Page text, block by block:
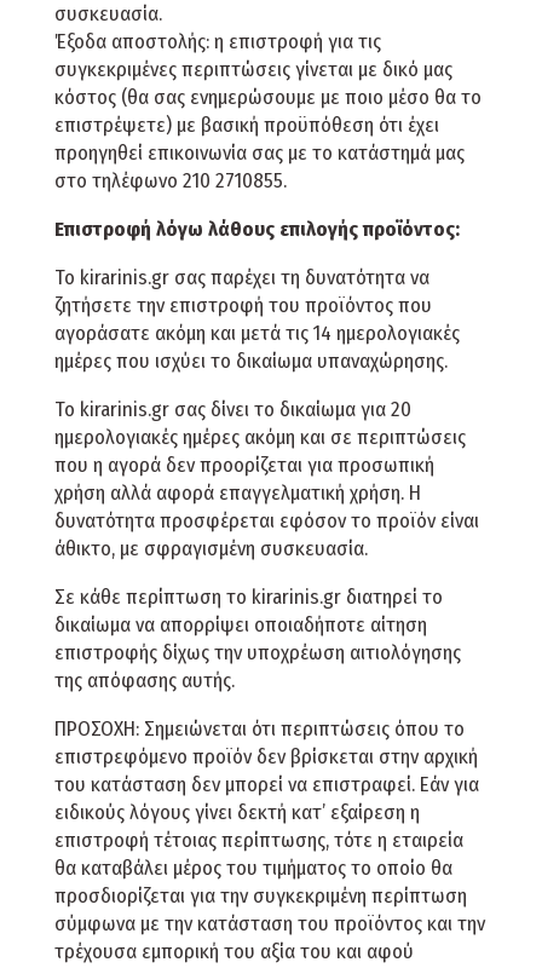
συσκευασία.
Έξοδα αποστολής: η επιστροφή για τις
συγκεκριμένες περιπτώσεις γίνεται με δικό μας
κόστος (θα σας ενημερώσουμε με ποιο μέσο θα το
επιστρέψετε) με βασική προϋπόθεση ότι έχει
προηγηθεί επικοινωνία σας με το κατάστημά μας
στο τηλέφωνο 210 2710855.
Επιστροφή λόγω λάθους επιλογής προϊόντος:
Το kirarinis.gr σας παρέχει τη δυνατότητα να
ζητήσετε την επιστροφή του προϊόντος που
αγοράσατε ακόμη και μετά τις 14 ημερολογιακές
ημέρες που ισχύει το δικαίωμα υπαναχώρησης.
Το kirarinis.gr σας δίνει το δικαίωμα για 20
ημερολογιακές ημέρες ακόμη και σε περιπτώσεις
που η αγορά δεν προορίζεται για προσωπική
χρήση αλλά αφορά επαγγελματική χρήση. Η
δυνατότητα προσφέρεται εφόσον το προϊόν είναι
άθικτο, με σφραγισμένη συσκευασία.
Σε κάθε περίπτωση το kirarinis.gr διατηρεί το
δικαίωμα να απορρίψει οποιαδήποτε αίτηση
επιστροφής δίχως την υποχρέωση αιτιολόγησης
της απόφασης αυτής.
ΠΡΟΣΟΧΗ: Σημειώνεται ότι περιπτώσεις όπου το
επιστρεφόμενο προϊόν δεν βρίσκεται στην αρχική
του κατάσταση δεν μπορεί να επιστραφεί. Εάν για
ειδικούς λόγους γίνει δεκτή κατ’ εξαίρεση η
επιστροφή τέτοιας περίπτωσης, τότε η εταιρεία
θα καταβάλει μέρος του τιμήματος το οποίο θα
προσδιορίζεται για την συγκεκριμένη περίπτωση
σύμφωνα με την κατάσταση του προϊόντος και την
τρέχουσα εμπορική του αξία του και αφού